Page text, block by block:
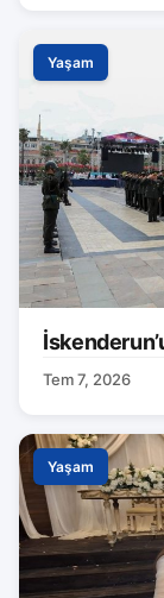
Yaşam
Tem 7, 2026
Yaşam